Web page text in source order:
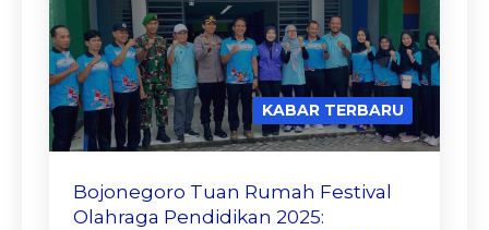
KABAR TERBARU
Bojonegoro Tuan Rumah Festival
Olahraga Pendidikan 2025: